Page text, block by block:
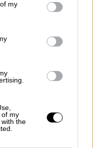
You may click to
third-party tags to
in below Google
my
of my
the
ήταν
χρονικό
κάποιο
από
μέσα στην
στιγμή δεν
ενώ δεν